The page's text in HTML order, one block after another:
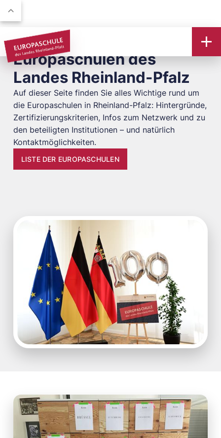
Europaschulen des
Landes Rheinland-Pfalz
Auf dieser Seite finden Sie alles Wichtige rund um
die Europaschulen in Rheinland-Pfalz: Hintergründe,
Zertifizierungskriterien, Infos zum Netzwerk und zu
den beteiligten Institutionen – und natürlich
Kontaktmöglichkeiten.
LISTE DER EUROPASCHULEN